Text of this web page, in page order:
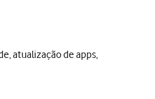
atualização de apps,